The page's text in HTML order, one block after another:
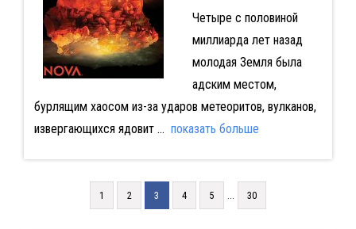
Четыре с половиной
миллиарда лет назад
молодая Земля была
адским местом,
бурлящим хаосом из-за ударов метеоритов, вулканов,
извергающихся ядовит... показать больше
1 2 3 4 5 ... 30